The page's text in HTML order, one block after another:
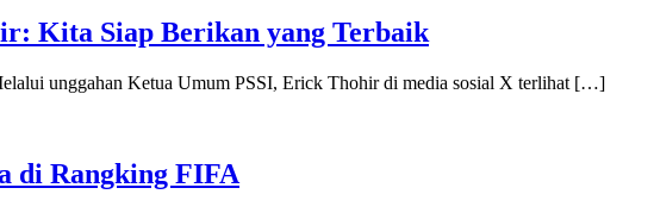
Kita Siap Berikan yang Terbaik
unggahan Ketua Umum PSSI, Erick Thohir di media sosial X terlihat […]
di Rangking FIFA